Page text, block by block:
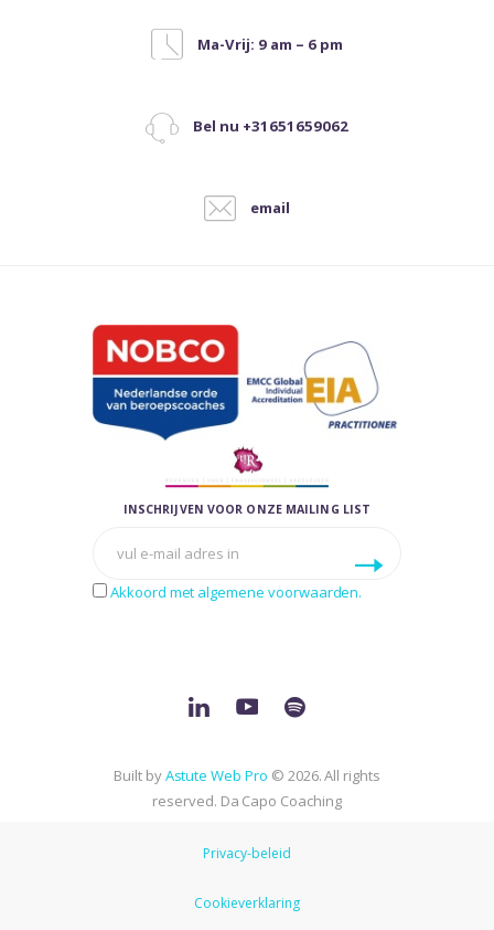
Ma-Vrij: 9 am – 6 pm
Bel nu +31651659062
email
INSCHRIJVEN VOOR ONZE MAILING LIST
Akkoord met algemene voorwaarden.
Built byAstute Web Pro © 2026. All rights
reserved. Da Capo Coaching
Privacy-beleid
Cookieverklaring